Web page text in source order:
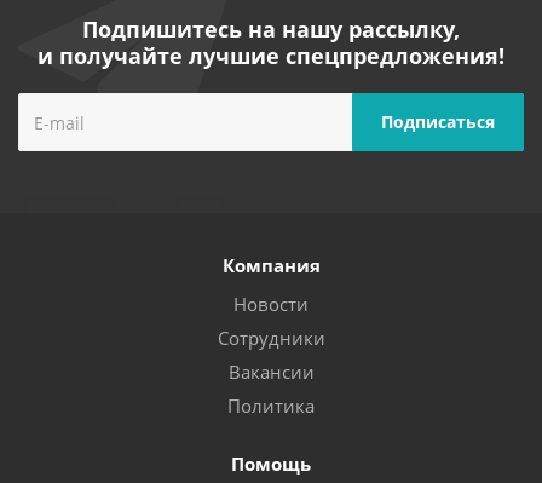
Подпишитесь на нашу рассылку,
и получайте лучшие спецпредложения!
Компания
Новости
Сотрудники
Вакансии
Политика
Помощь